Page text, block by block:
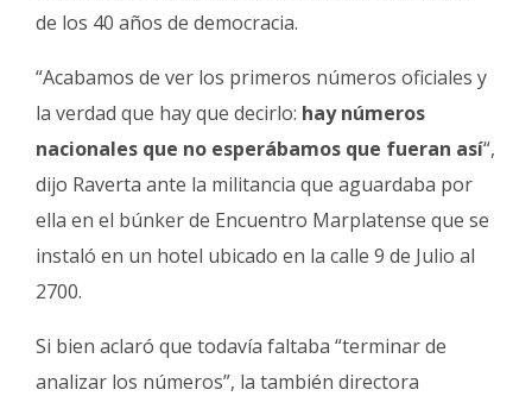
de los 40 años de democracia.
“Acabamos de ver los primeros números oficiales y
la verdad que hay que decirlo: hay números
nacionales que no esperábamos que fueran así“,
dijo Raverta ante la militancia que aguardaba por
ella en el búnker de Encuentro Marplatense que se
instaló en un hotel ubicado en la calle 9 de Julio al
2700.
Si bien aclaró que todavía faltaba “terminar de
analizar los números”, la también directora